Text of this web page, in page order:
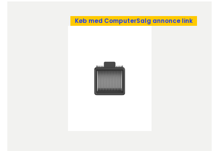
Køb med ComputerSalg annonce link